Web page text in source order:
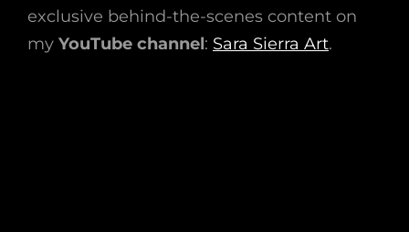
exclusive behind-the-scenes content on
my YouTube channel: Sara Sierra Art.